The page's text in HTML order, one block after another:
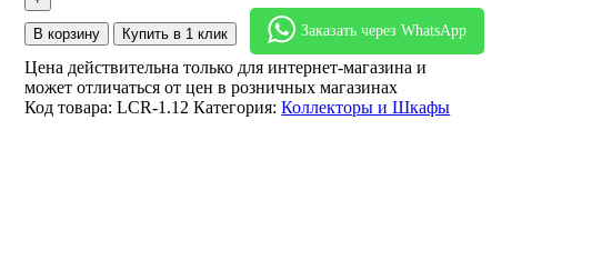
В корзину Купить в 1 клик Заказать через WhatsApp
Цена действительна только для интернет-магазина и
может отличаться от цен в розничных магазинах
Код товара:LCR-1.12Категория: Коллекторы и Шкафы